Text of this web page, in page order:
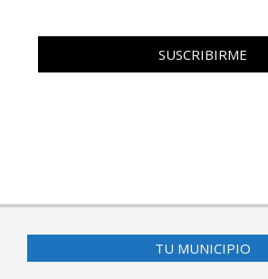
TU MUNICIPIO